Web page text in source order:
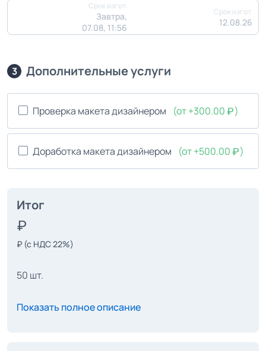
Срок изгот.
Завтра,
07.08, 11:56
Срок изгот.
12.08.26
3 Дополнительные услуги
Проверка макета дизайнером (от +300.00 )
Доработка макета дизайнером (от +500.00 )
Итог
₽ (с НДС 22%)
50 шт.
Показать полное описание